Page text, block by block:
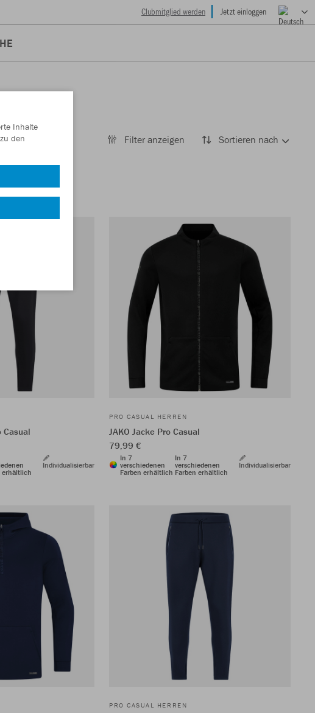
Clubmitglied werden Jetzt einloggen
Filter anzeigen Sortieren nach
Casual
erhältlich
Individualisierbar
PRO CASUAL HERREN
JAKO Jacke Pro Casual
79,99 €
In 7
verschiedenen
Farben erhältlich
In 7
verschiedenen
Farben erhältlich
Individualisierbar
PRO CASUAL HERREN
Inhalte
den